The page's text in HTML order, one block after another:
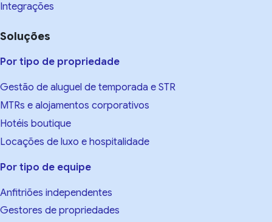
Integrações
Soluções
Por tipo de propriedade
Gestão de aluguel de temporada e STR
MTRs e alojamentos corporativos
Hotéis boutique
Locações de luxo e hospitalidade
Por tipo de equipe
Anfitriões independentes
Gestores de propriedades